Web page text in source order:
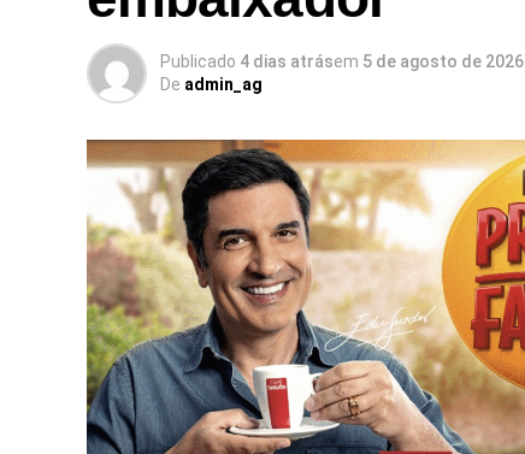
Publicado 4 dias atrásem 5 de agosto de 2026
De admin_ag